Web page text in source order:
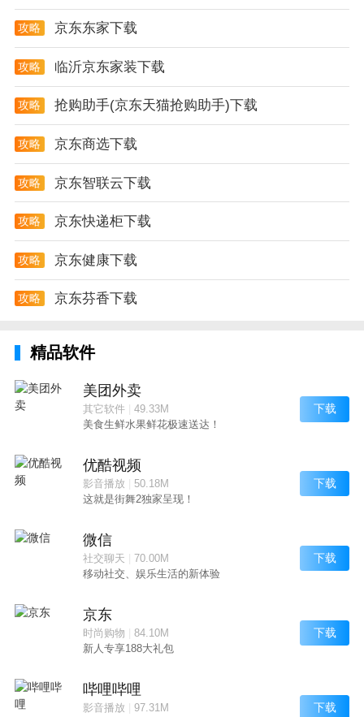
攻略 京东东家下载
攻略 临沂京东家装下载
攻略 抢购助手(京东天猫抢购助手)下载
攻略 京东商选下载
攻略 京东智联云下载
攻略 京东快递柜下载
攻略 京东健康下载
攻略 京东芬香下载
精品软件
美团外卖
其它软件| 49.33M
美食生鲜水果鲜花极速送达！
下载
优酷视频
影音播放
50.18M
这就是街舞2独家呈现！
下载
微信
社交聊天
70.00M
移动社交、娱乐生活的新体验
下载
京东
时尚购物
84.10M
新人专享188大礼包
下载
哔哩哔哩
影音播放
97.31M
下载